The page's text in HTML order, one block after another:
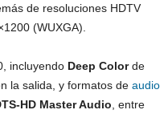
de resoluciones HDTV
(WUXGA).
incluyendo Deep Colorde
la salida, y formatos de audio
HD Master Audio , entre